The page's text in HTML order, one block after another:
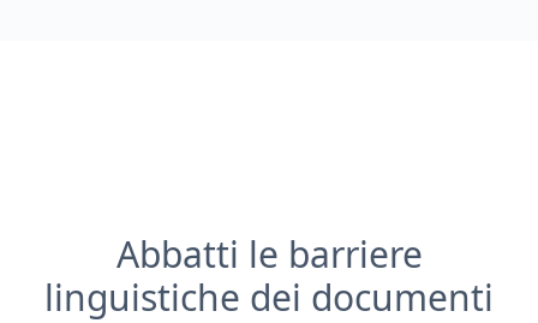
Abbatti le barriere
linguistiche dei documenti